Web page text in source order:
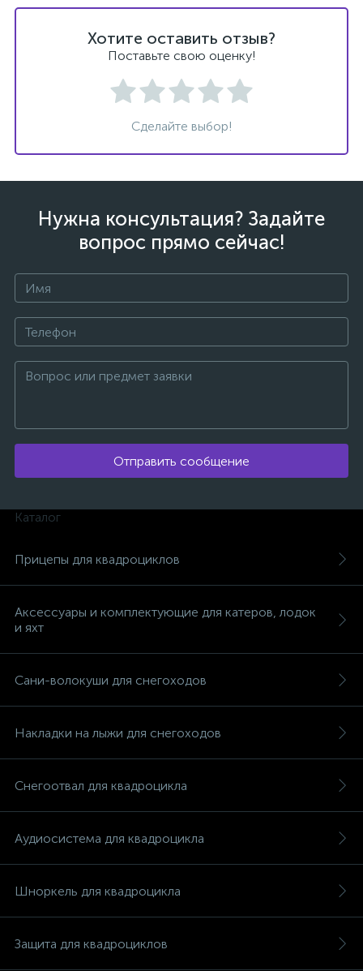
Хотите оставить отзыв?
Поставьте свою оценку!
Сделайте выбор!
Нужна консультация? Задайте
вопрос прямо сейчас!
Отправить сообщение
Каталог
Прицепы для квадроциклов
Аксессуары и комплектующие для катеров, лодок
и яхт
Сани-волокуши для снегоходов
Накладки на лыжи для снегоходов
Снегоотвал для квадроцикла
Аудиосистема для квадроцикла
Шноркель для квадроцикла
Защита для квадроциклов